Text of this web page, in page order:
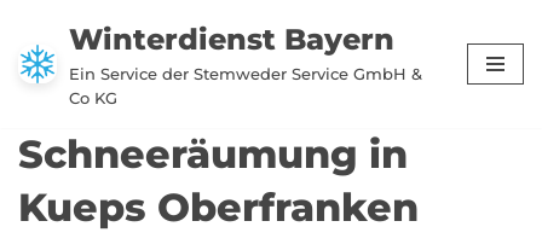
Zum
Inhalt
Winterdienst Bayern
Ein Service der Stemweder Service GmbH &
Co KG
Schneeräumung in
Kueps Oberfranken